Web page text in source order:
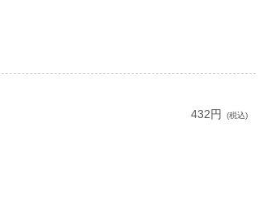
432円 (税込)